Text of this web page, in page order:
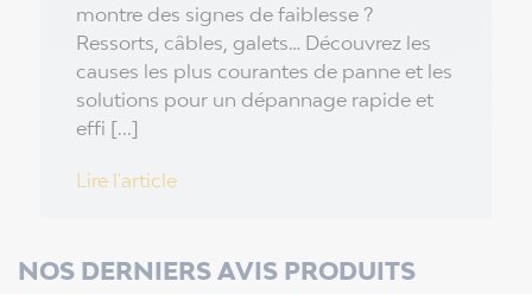
montre des signes de faiblesse ?
Ressorts, câbles, galets… Découvrez les
causes les plus courantes de panne et les
solutions pour un dépannage rapide et
effi [...]
Lire l'article
NOS DERNIERS AVIS PRODUITS